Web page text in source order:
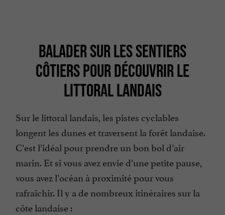
BALADER SUR LES SENTIERS
CÔTIERS POUR DÉCOUVRIR LE
LITTORAL LANDAIS
Sur le littoral landais, les pistes cyclables
longent les dunes et traversent la forêt landaise.
C’est l’idéal pour prendre un bon bol d’air
marin. Et si vous avez envie d’une petite pause,
vous avez l’océan à proximité pour vous
rafraîchir. Il y a de nombreux itinéraires sur la
côte landaise :